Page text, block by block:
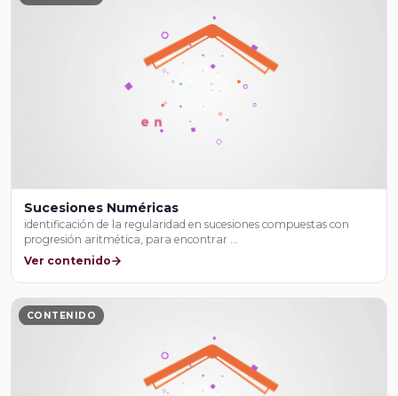
Sucesiones Numéricas
identificación de la regularidad en sucesiones compuestas con
progresión aritmética, para encontrar …
Ver contenido
CONTENIDO